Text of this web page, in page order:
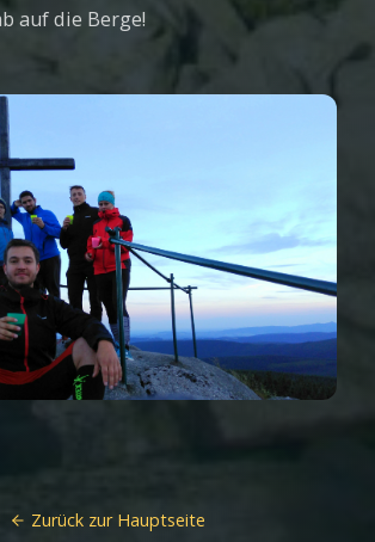
auf die Berge!
Zurück zur Hauptseite